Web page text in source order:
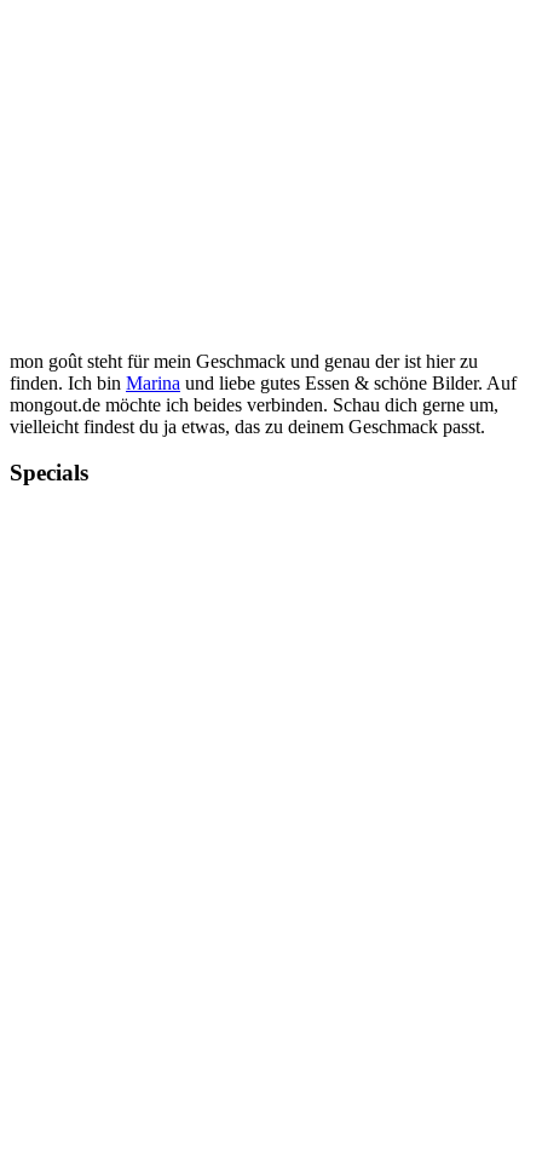
mon goût steht für mein Geschmack und genau der ist hier zu
finden. Ich bin Marina und liebe gutes Essen & schöne Bilder. Auf
mongout.de möchte ich beides verbinden. Schau dich gerne um,
vielleicht findest du ja etwas, das zu deinem Geschmack passt.
Specials